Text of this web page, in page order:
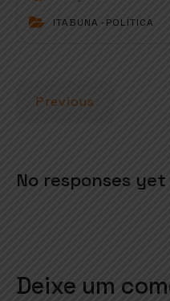
t
p
e
o
t
ITABUNA -POLÍTICA
Previous
No responses yet
Deixe um